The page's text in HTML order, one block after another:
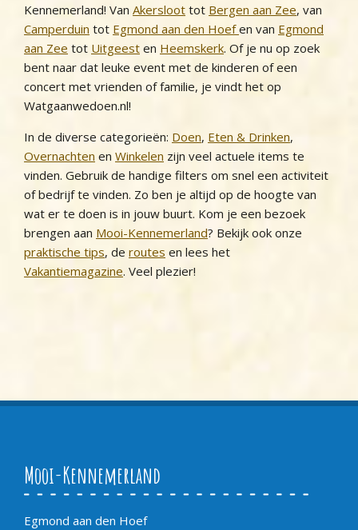
Kennemerland! Van Akersloot tot Bergen aan Zee, van
Camperduin tot Egmond aan den Hoefen van Egmond
aan Zee tot Uitgeest en Heemskerk. Of je nu op zoek
bent naar dat leuke event met de kinderen of een
concert met vrienden of familie, je vindt het op
Watgaanwedoen.nl!
In de diverse categorieën: Doen, Eten & Drinken,
Overnachten en Winkelen zijn veel actuele items te
vinden. Gebruik de handige filters om snel een activiteit
of bedrijf te vinden. Zo ben je altijd op de hoogte van
wat er te doen is in jouw buurt. Kom je een bezoek
brengen aan Mooi-Kennemerland? Bekijk ook onze
praktische tips, de routes en lees het
Vakantiemagazine. Veel plezier!
Mooi-Kennemerland
Egmond aan den Hoef